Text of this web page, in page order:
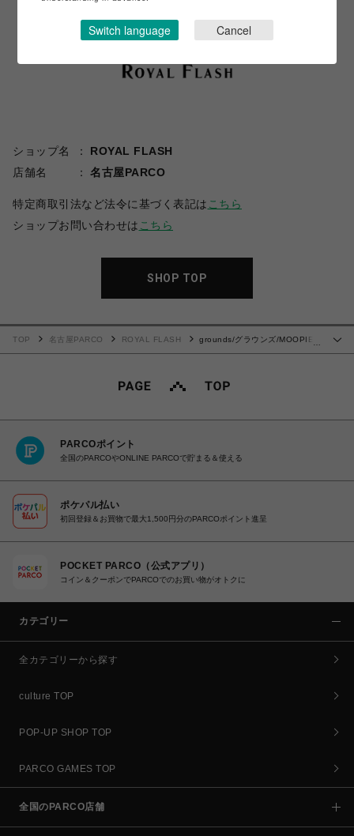
ショップ名
ROYAL FLASH
店舗名
名古屋PARCO
特定商取引法など法令に基づく表記は こちら
ショップお問い合わせは こちら
SHOP TOP
…
TOP 名古屋PARCO ROYAL FLASH
grounds/グラウンズ/MOOPIE
PARCOポイント
全国のPARCOやONLINE PARCOで貯まる＆使える
ポケパル払い
初回登録＆お買物で最大1,500円分のPARCOポイント進呈
POCKET PARCO（公式アプリ）
コイン＆クーポンでPARCOでのお買い物がオトクに
カテゴリー
全カテゴリーから探す
culture TOP
POP-UP SHOP TOP
PARCO GAMES TOP
全国のPARCO店舗
Switch language Cancel